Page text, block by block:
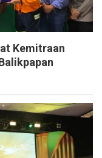
Kemitraan